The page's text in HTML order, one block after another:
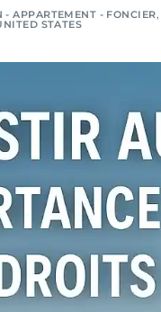
- APPARTEMENT - FONCIER,
STATES